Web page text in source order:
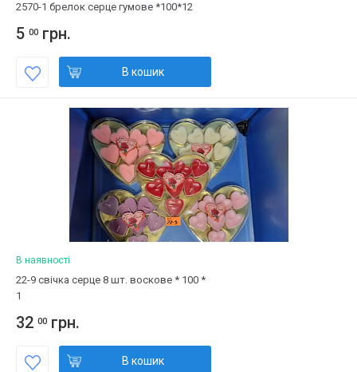
2570-1 брелок серце гумове *100*12
5 00 грн.
В кошик
В наявності
22-9 свічка серце 8 шт. воскове * 100 *
1
32 00 грн.
В кошик